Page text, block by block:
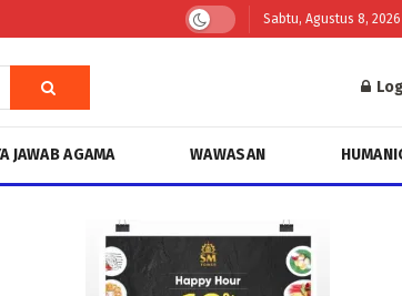
Sabtu, Agustus 8, 2026
JAWAB AGAMA WAWASAN